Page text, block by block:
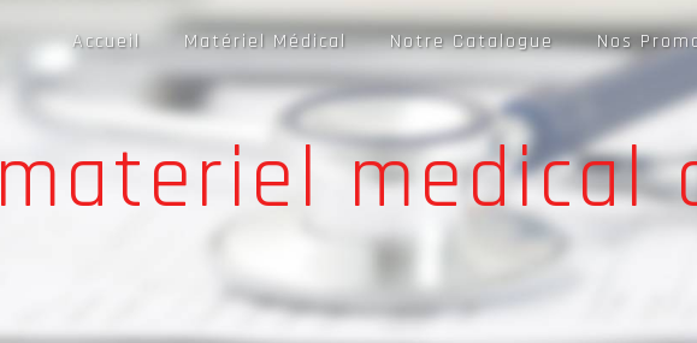
Accueil Matériel Médical Notre Catalogue Nos
materiel medical